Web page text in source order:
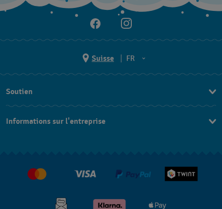
Suisse
FR
EN
Soutien
Conditions de vente
Renoncer au contrat
Informations sur l'entreprise